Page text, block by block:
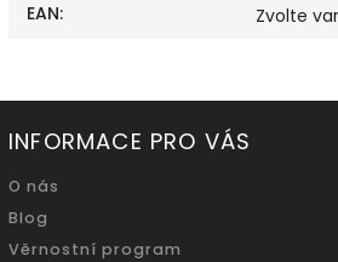
EAN: Zvolte
INFORMACE PRO VÁS
O nás
Blog
Věrnostní program